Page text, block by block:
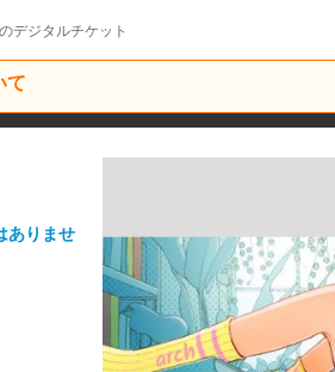
デジタルチケット
て
ありませ